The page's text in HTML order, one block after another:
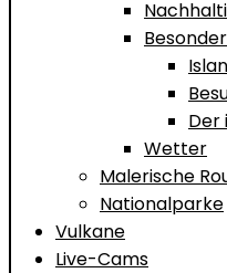
Der
Wetter
Malerische
Nationalparke
Vulkane
Live-Cams